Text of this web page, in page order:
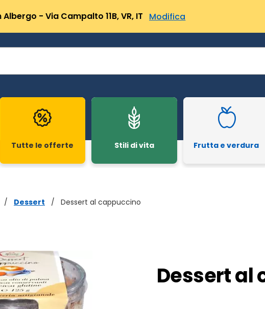
- Via Campalto 11B, VR, IT Modifica
Tutte le offerte Stili di vita Frutta e verdura
/ Dessert / Dessert al cappuccino
Dessert al